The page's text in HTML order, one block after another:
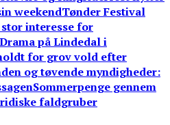
weekendTønder Festival
interesse for
Drama på Lindedal i
for grov vold efter
og tøvende myndigheder:
Sommerpenge gennem
faldgruber